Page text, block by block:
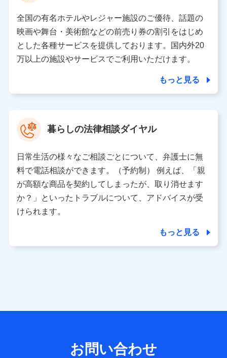
管理」の設定状態にかかわらず、共同利用する場合があ
ります。
※ dポイントクラブ会員ではないお客さま（2019年12
月11日以降、一度もdポイントクラブ会員であったこと
がないお客さまに限る）に関する、2019年12月10日以
前に取得した個人データは、こちら の利用目的の範囲内
す。
【共同して利用される利用データの項目】
当社または株式会社NTTドコモ・フィナンシャルグルー
プがサービス提供等を通じて取得した、以下の情報など
の個人データ
基本情報
氏名、電話番号、メールアドレス、お客さまの識別子、属
性、連絡先、dポイントサービスのご利用に関する情報。例
所、dポイント残高、dポイント利用履歴などが含まれます。
利用情報
品の名称・購入場所・決済に関する情報、アンケートの回答
当社または株式会社NTTドコモ・フィナンシャルグループが
提供する保険関連サービスに関して取得し、又は保有する情
全国の有名ホテルやレジャー施設のご優待、話題の
映画や舞台・美術館などの前売り券の割引をはじめ
とした各種サービスを提供しております。国内外20
万以上の施設やサービスでご利用いただけます。
もっと見る
暮らしの法律相談ダイヤル
日常生活の様々なご相談ごとについて、弁護士に無
料で電話相談ができます。（予約制） 例えば、「親
が高額な商品を契約してしまったが、取り消せます
か？」といったトラブルについて、アドバイスが受
けられます。
もっと見る
お問い合わせ